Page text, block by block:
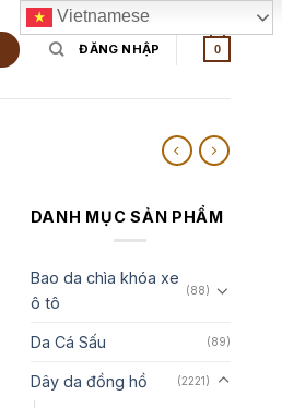
ĐĂNG NHẬP 0
DANH MỤC SẢN PHẨM
Bao da chìa khóa xe
ô tô
(88)
Da Cá Sấu (89)
Dây da đồng hồ (2221)
Vietnamese